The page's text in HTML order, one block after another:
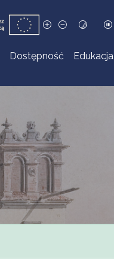
Dostępność Edukacja